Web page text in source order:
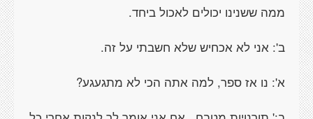
ממה ששנינו יכולים לאכול ביחד.
ב': אני לא אכחיש שלא חשבתי על זה.
א': נו אז ספר, למה אתה הכי לא מתגעגע?